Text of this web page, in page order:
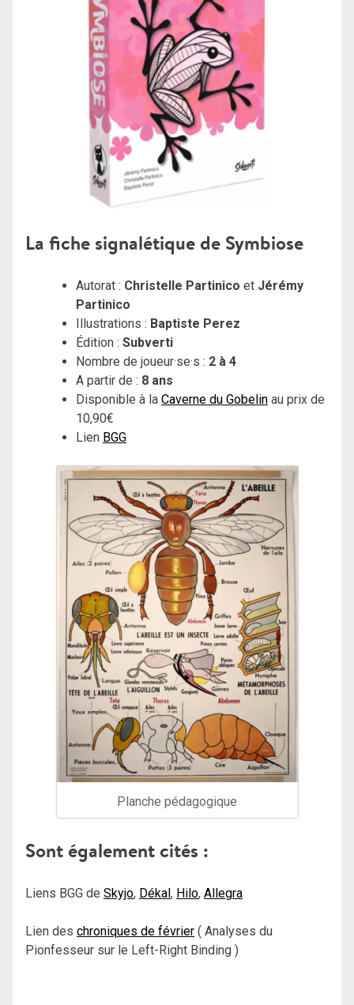
La fiche signalétique de Symbiose
Autorat : Christelle Partinico et Jérémy
Partinico
Illustrations : Baptiste Perez
Édition : Subverti
Nombre de joueur·se·s : 2 à 4
A partir de : 8 ans
Disponible à la Caverne du Gobelin au prix de
10,90€
Lien BGG
Planche pédagogique
Sont également cités :
Liens BGG de Skyjo, Dékal, Hilo, Allegra
Lien des chroniques de février ( Analyses du
Pionfesseur sur le Left-Right Binding )